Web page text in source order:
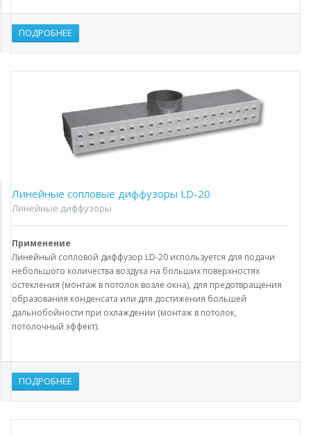
ПОДРОБНЕЕ
Линейные сопловые диффузоры LD-20
Линейные диффузоры
Применение
Линейный сопловой диффузор LD-20 используется для подачи
небольшого количества воздуха на больших поверхностях
остекления (монтаж в потолок возле окна), для предотвращения
образования конденсата или для достижения большей
дальнобойности при охлаждении (монтаж в потолок,
потолочный эффект).
ПОДРОБНЕЕ